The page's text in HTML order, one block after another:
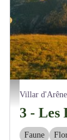
Coucher de
Villar d'Arêne
3 - Les
Faune